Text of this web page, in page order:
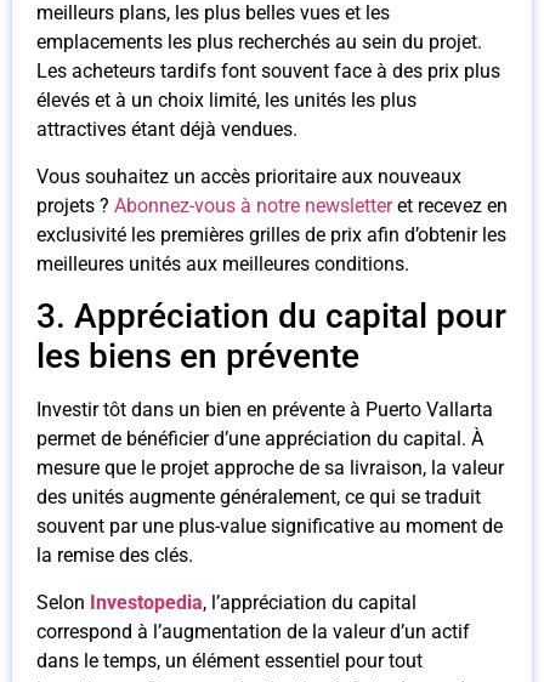
meilleurs plans, les plus belles vues et les
emplacements les plus recherchés au sein du projet.
Les acheteurs tardifs font souvent face à des prix plus
élevés et à un choix limité, les unités les plus
attractives étant déjà vendues.
Vous souhaitez un accès prioritaire aux nouveaux
projets ? Abonnez-vous à notre newsletteret recevez en
exclusivité les premières grilles de prix afin d’obtenir les
meilleures unités aux meilleures conditions.
3. Appréciation du capital pour
les biens en prévente
Investir tôt dans un bien en prévente à Puerto Vallarta
permet de bénéficier d’une appréciation du capital. À
mesure que le projet approche de sa livraison, la valeur
des unités augmente généralement, ce qui se traduit
souvent par une plus-value significative au moment de
la remise des clés.
Selon Investopedia, l’appréciation du capital
correspond à l’augmentation de la valeur d’un actif
dans le temps, un élément essentiel pour tout